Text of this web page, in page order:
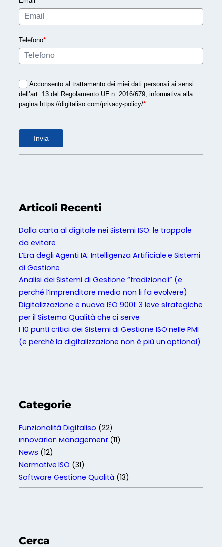
r
i
t
s
e
d
S
9
0
1
Telefono*
Acconsento al trattamento dei miei dati personali ai sensi
dell’art. 13 del Regolamento UE n. 2016/679, informativa alla
pagina https://digitaliso.com/privacy-policy/*
Invia
Articoli Recenti
Dalla carta al digitale nei Sistemi ISO: le trappole
da evitare
L’Era degli Agenti IA: Intelligenza Artificiale e Sistemi
di Gestione
Analisi dei Sistemi di Gestione “tradizionali” (e
perché l’imprenditore medio non li fa evolvere)
Digitalizzazione e nuova ISO 9001: 3 leve strategiche
per il Sistema Qualità che ci serve
I 10 punti critici dei Sistemi di Gestione ISO nelle PMI
(e perché la digitalizzazione non è più un optional)
Categorie
Funzionalità Digitaliso (22)
Innovation Management (11)
News (12)
Normative ISO (31)
Software Gestione Qualità (13)
Cerca